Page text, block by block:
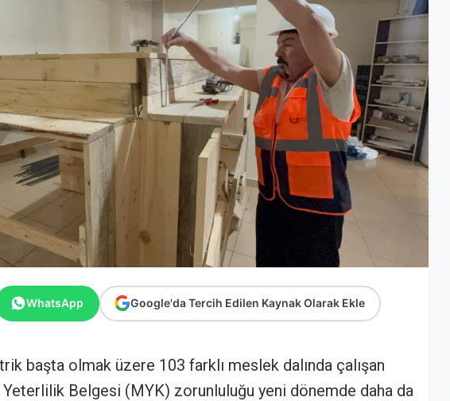
WhatsApp Google'da Tercih Edilen Kaynak Olarak Ekle
başta olmak üzere 103 farklı meslek dalında çalışan
Belgesi (MYK) zorunluluğu yeni dönemde daha da